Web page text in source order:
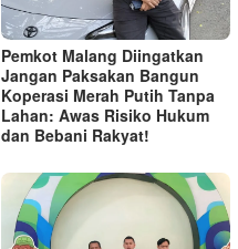
Pemkot Malang Diingatkan
Jangan Paksakan Bangun
Koperasi Merah Putih Tanpa
Lahan: Awas Risiko Hukum
dan Bebani Rakyat!